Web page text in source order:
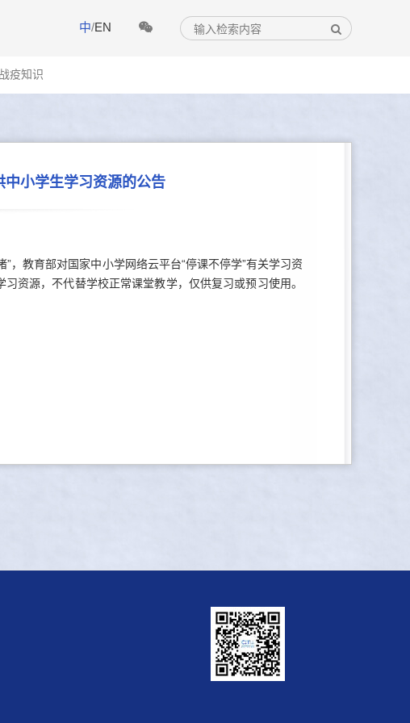
中/EN
战疫知识
小学生学习资源的公告
，教育部对国家中小学网络云平台“停课不停学”有关学习资
资源，不代替学校正常课堂教学，仅供复习或预习使用。